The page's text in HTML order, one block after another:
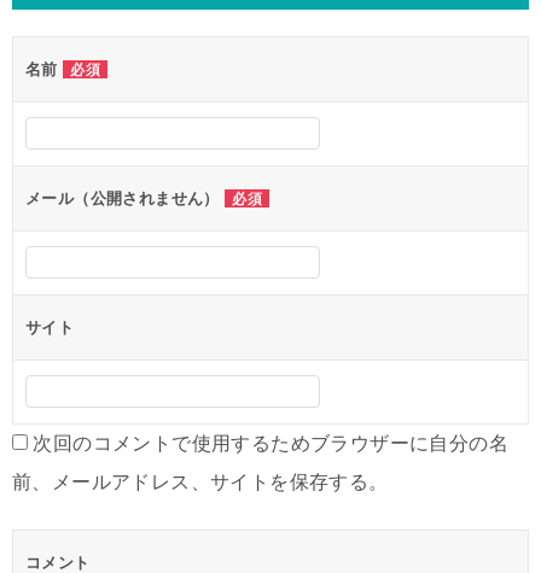
ー
シ
ョ
ン
名前 必須
メール（公開されません） 必須
サイト
次回のコメントで使用するためブラウザーに自分の名
前、メールアドレス、サイトを保存する。
コメント